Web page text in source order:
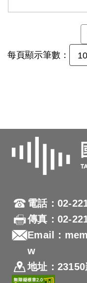
每頁顯示筆數：
電話：02-
傳真：02-
Email：
w
地址：